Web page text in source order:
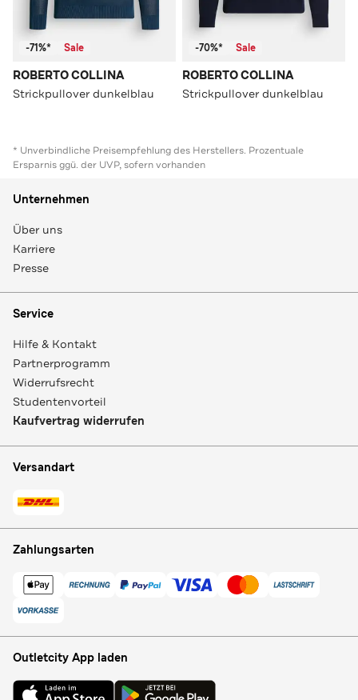
-71%* Sale
ROBERTO COLLINA
Strickpullover dunkelblau
-70%* Sale
ROBERTO COLLINA
Strickpullover dunkelblau
* Unverbindliche Preisempfehlung des Herstellers. Prozentuale
Ersparnis ggü. der UVP, sofern vorhanden
Unternehmen
Über uns
Karriere
Presse
Service
Hilfe & Kontakt
Partnerprogramm
Widerrufsrecht
Studentenvorteil
Kaufvertrag widerrufen
Versandart
Zahlungsarten
Outletcity App laden